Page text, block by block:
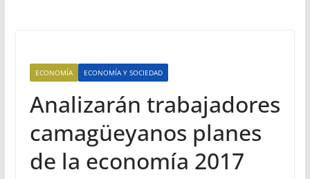
ECONOMÍA ECONOMÍA Y SOCIEDAD
Analizarán trabajadores
camagüeyanos planes
de la economía 2017